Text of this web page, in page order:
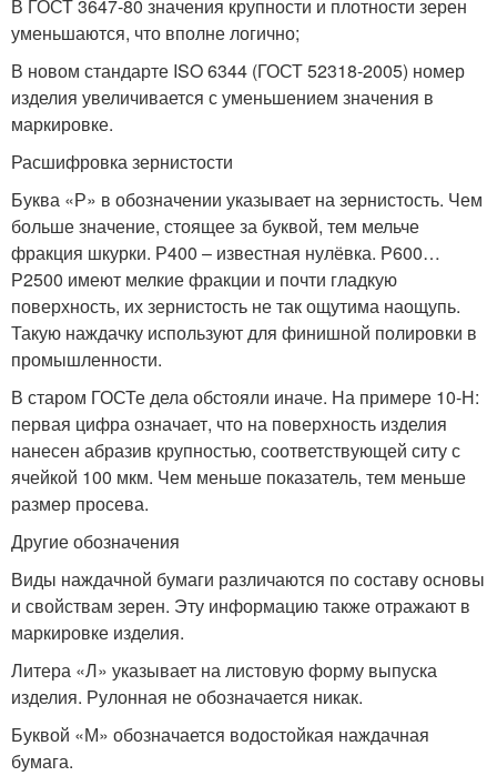
В ГОСТ 3647-80 значения крупности и плотности зерен
уменьшаются, что вполне логично;
В новом стандарте ISO 6344 (ГОСТ 52318-2005) номер
изделия увеличивается с уменьшением значения в
маркировке.
Расшифровка зернистости
Буква «Р» в обозначении указывает на зернистость. Чем
больше значение, стоящее за буквой, тем мельче
фракция шкурки. Р400 – известная нулёвка. Р600…
Р2500 имеют мелкие фракции и почти гладкую
поверхность, их зернистость не так ощутима наощупь.
Такую наждачку используют для финишной полировки в
промышленности.
В старом ГОСТе дела обстояли иначе. На примере 10-Н:
первая цифра означает, что на поверхность изделия
нанесен абразив крупностью, соответствующей ситу с
ячейкой 100 мкм. Чем меньше показатель, тем меньше
размер просева.
Другие обозначения
Виды наждачной бумаги различаются по составу основы
и свойствам зерен. Эту информацию также отражают в
маркировке изделия.
Литера «Л» указывает на листовую форму выпуска
изделия. Рулонная не обозначается никак.
Буквой «М» обозначается водостойкая наждачная
бумага.